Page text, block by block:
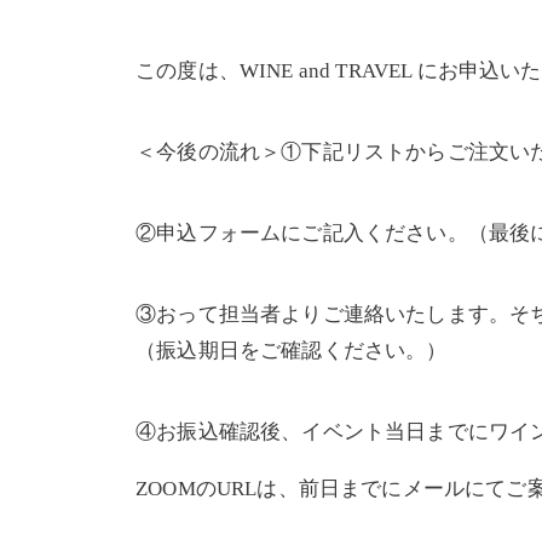
この度は、WINE and TRAVEL にお申込い
＜今後の流れ＞①下記リストからご注文い
②申込フォームにご記入ください。（最後
③おって担当者よりご連絡いたします。
（振込期日をご確認ください。）
④お振込確認後、イベント当日までにワイ
ZOOMのURLは、前日までにメールにてご